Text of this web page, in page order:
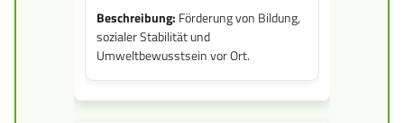
Förderung von Bildung,
sozialer Stabilität und
Umweltbewusstsein vor Ort.